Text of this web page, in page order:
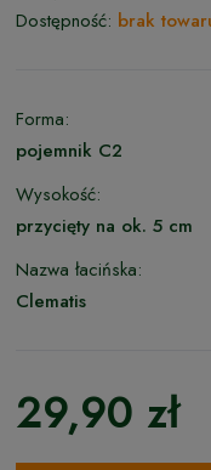
Dostępność: brak
Forma:
pojemnik C2
Wysokość:
przycięty na ok. 5 cm
Nazwa łacińska:
Clematis
29,90 zł